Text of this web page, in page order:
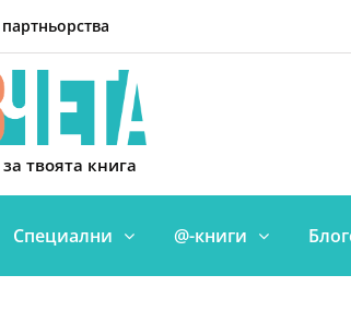
твоята книга
Специални @-книги